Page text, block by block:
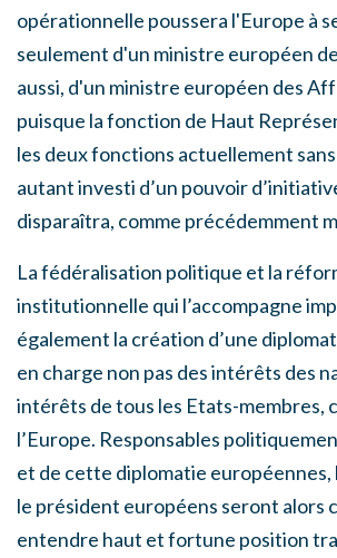
opérationnelle poussera l'Europe à
seulement d'un ministre européen
aussi, d'un ministre européen des
puisque la fonction de Haut
les deux fonctions actuellement
autant investi d’un pouvoir
disparaîtra, comme précédemment
La fédéralisation politique et la
institutionnelle qui l’accompagne
également la création d’une
en charge non pas des intérêts des
intérêts de tous les Etats-membres,
l’Europe. Responsables
et de cette diplomatie européennes,
le président européens seront alors
entendre haut et fortune position